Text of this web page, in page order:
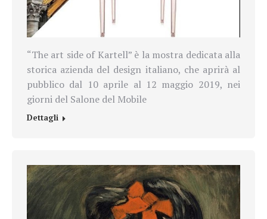
“The art side of Kartell” è la mostra dedicata alla
storica azienda del design italiano, che aprirà al
pubblico dal 10 aprile al 12 maggio 2019, nei
giorni del Salone del Mobile
Dettagli